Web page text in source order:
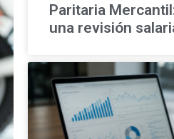
Paritaria
una revisión